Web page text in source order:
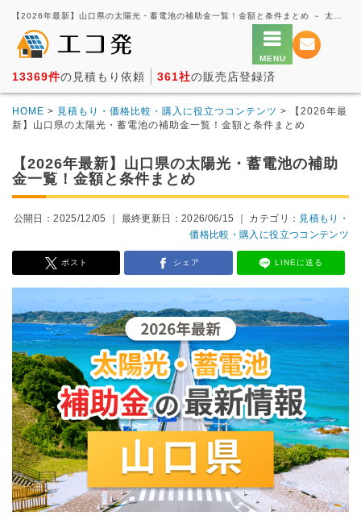
13369件の見積もり依頼 361社の販売店登録済
HOME > 見積もり・価格比較・購入に役立つコンテンツ > 【2026年最
新】山口県の太陽光・蓄電池の補助金一覧！金額と条件まとめ
【2026年最新】山口県の太陽光・蓄電池の補助
金一覧！金額と条件まとめ
公開日：2025/12/05 ｜ 最終更新日：2026/06/15 ｜ カテゴリ： 見積もり・
価格比較・購入に役立つコンテンツ
ポスト シェア LINEに送る